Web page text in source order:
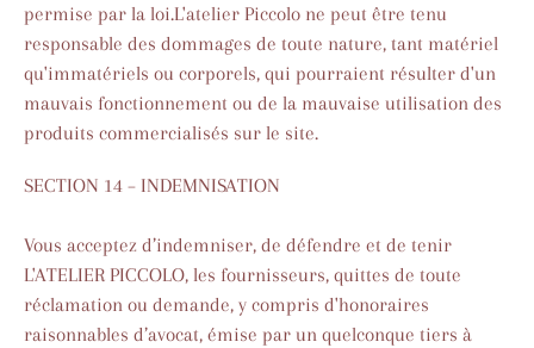
permise par la loi.L'atelier Piccolo ne peut être tenu
responsable des dommages de toute nature, tant matériel
qu'immatériels ou corporels, qui pourraient résulter d'un
mauvais fonctionnement ou de la mauvaise utilisation des
produits commercialisés sur le site.
SECTION 14 – INDEMNISATION
Vous acceptez d’indemniser, de défendre et de tenir
L'ATELIER PICCOLO, les fournisseurs, quittes de toute
réclamation ou demande, y compris d'honoraires
raisonnables d’avocat, émise par un quelconque tiers à